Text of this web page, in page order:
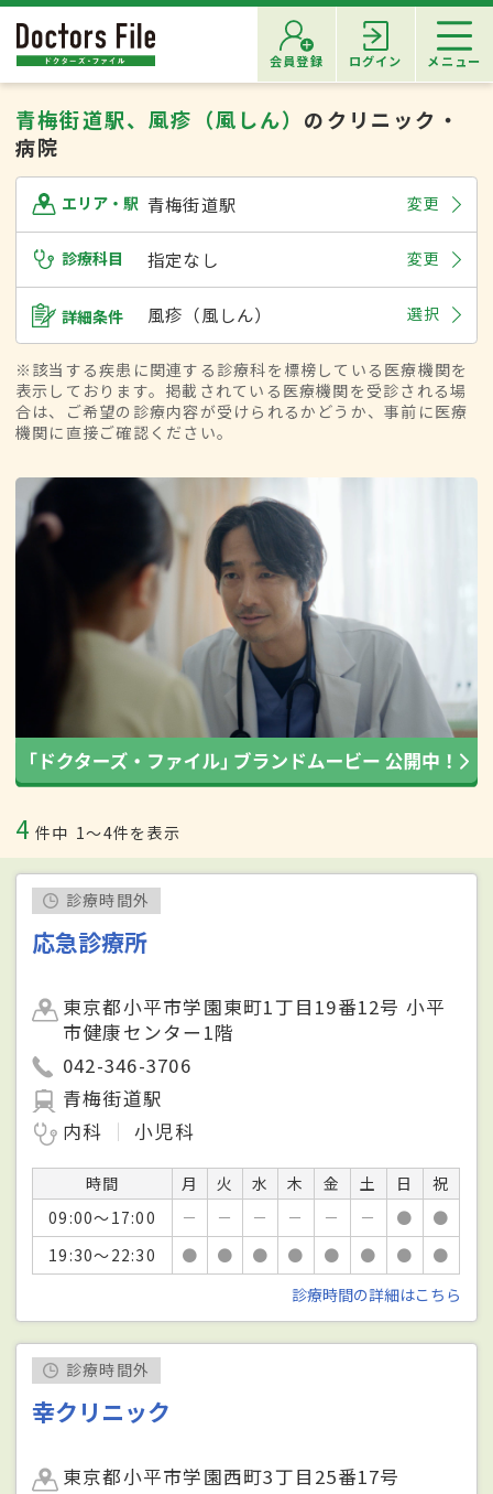
会員登録 ログイン メニュー
青梅街道駅、風疹（風しん） のクリニック・
病院
エリア・駅 青梅街道駅 変更
診療科目 指定なし 変更
詳細条件 風疹（風しん） 選択
※該当する疾患に関連する診療科を標榜している医療機関を
表示しております。掲載されている医療機関を受診される場
合は、ご希望の診療内容が受けられるかどうか、事前に医療
機関に直接ご確認ください。
4 件中 1〜4件を表示
診療時間外
応急診療所
東京都小平市学園東町1丁目19番12号 小平
市健康センター1階
042-346-3706
青梅街道駅
内科
小児科
時間 月 火 水 木 金 土 日
祝
09:00～17:00
－ － － － － － ●
●
19:30～22:30
● ● ● ● ● ● ●
●
診療時間の詳細はこちら
診療時間外
幸クリニック
東京都小平市学園西町3丁目25番17号